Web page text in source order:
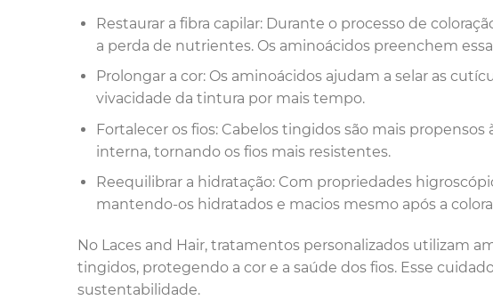
Restaurar a fibra capilar: Durante o processo de
a perda de nutrientes. Os aminoácidos preenchem
Prolongar a cor: Os aminoácidos ajudam a selar as
vivacidade da tintura por mais tempo.
Fortalecer os fios: Cabelos tingidos são mais
interna, tornando os fios mais resistentes.
Reequilibrar a hidratação: Com propriedades
mantendo-os hidratados e macios mesmo após a
No Laces and Hair, tratamentos personalizados utilizam
tingidos, protegendo a cor e a saúde dos fios. Esse
sustentabilidade.